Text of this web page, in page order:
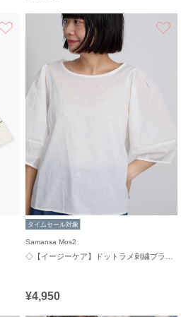
お気に入り
タイムセール対象
Samansa Mos2
¥4,950